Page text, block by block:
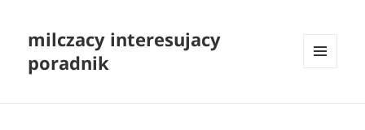
milczacy interesujacy
poradnik